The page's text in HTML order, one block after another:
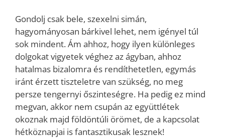
Gondolj csak bele, szexelni simán,
hagyományosan bárkivel lehet, nem igényel túl
sok mindent. Ám ahhoz, hogy ilyen különleges
dolgokat vigyetek véghez az ágyban, ahhoz
hatalmas bizalomra és rendíthetetlen, egymás
iránt érzett tiszteletre van szükség, no meg
persze tengernyi őszinteségre. Ha pedig ez mind
megvan, akkor nem csupán az együttlétek
okoznak majd földöntúli örömet, de a kapcsolat
hétköznapjai is fantasztikusak lesznek!